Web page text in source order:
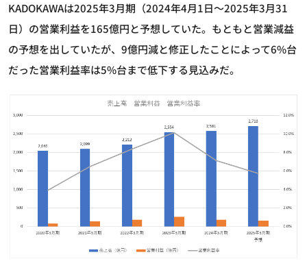
KADOKAWAは2025年3月期（2024年4月1日～2025年3月31
日）の営業利益を165億円と予想していた。もともと営業減益
の予想を出していたが、9億円減と修正したことによって6%台
だった営業利益率は5%台まで低下する見込みだ。